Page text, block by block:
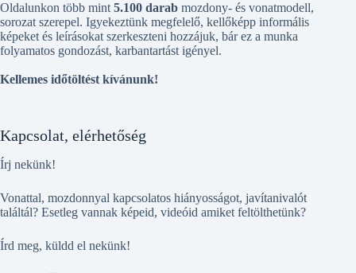
Oldalunkon több mint 5.100 darab mozdony- és vonatmodell,
sorozat szerepel. Igyekeztünk megfelelő, kellőképp informális
képeket és leírásokat szerkeszteni hozzájuk, bár ez a munka
folyamatos gondozást, karbantartást igényel.
Kellemes időtöltést kívánunk!
Kapcsolat, elérhetőség
Írj nekünk!
Vonattal, mozdonnyal kapcsolatos hiányosságot, javítanivalót
találtál? Esetleg vannak képeid, videóid amiket feltölthetünk?
Írd meg, küldd el nekünk!